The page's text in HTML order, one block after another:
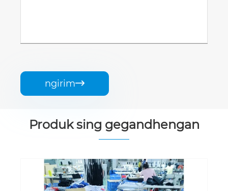
ngirim
Produk sing gegandhengan